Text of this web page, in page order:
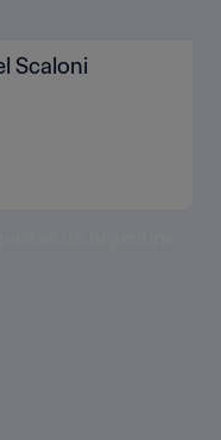
Scaloni